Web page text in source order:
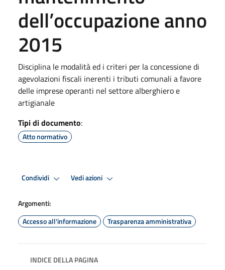
dell’occupazione anno
2015
Disciplina le modalità ed i criteri per la concessione di
agevolazioni fiscali inerenti i tributi comunali a favore
delle imprese operanti nel settore alberghiero e
artigianale
Tipi di documento:
Atto normativo
Condividi Vedi azioni
Argomenti:
Accesso all'informazione
Trasparenza amministrativa
INDICE DELLA PAGINA